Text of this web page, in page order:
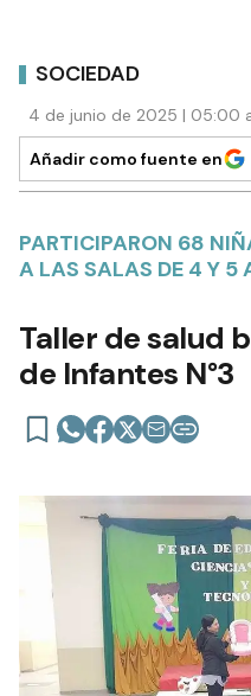
SOCIEDAD
4 de junio de 2025 | 05:00
Añadir como fuente en
PARTICIPARON 68
A LAS SALAS DE 4 Y 5
Taller de salud
de Infantes N°3